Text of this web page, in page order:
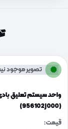
تصویر موجود
واحد سیستم تعلیق
(956102J000)
قیمت: